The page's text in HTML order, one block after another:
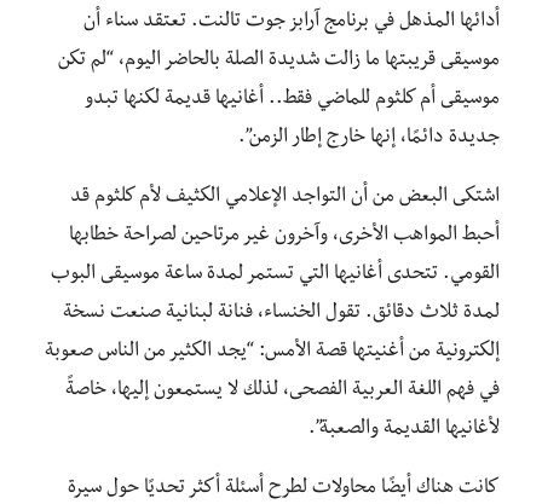
أدائها المذهل في برنامج آرابز جوت تالنت. تعتقد سناء أن
موسيقى قريبتها ما زالت شديدة الصلة بالحاضر اليوم، “لم تكن
موسيقى أم كلثوم للماضي فقط.. أغانيها قديمة لكنها تبدو
جديدة دائمًا، إنها خارج إطار الزمن”.
اشتكى البعض من أن التواجد الإعلامي الكثيف لأم كلثوم قد
أحبط المواهب الأخرى، وآخرون غير مرتاحين لصراحة خطابها
القومي. تتحدى أغانيها التي تستمر لمدة ساعة موسيقى البوب ​​
لمدة ثلاث دقائق. تقول الخنساء، فنانة لبنانية صنعت نسخة
إلكترونية من أغنيتها قصة الأمس: “يجد الكثير من الناس صعوبة
في فهم اللغة العربية الفصحى، لذلك لا يستمعون إليها، خاصةً
لأغانيها القديمة والصعبة”.
كانت هناك أيضًا محاولات لطرح أسئلة أكثر تحديًا حول سيرة